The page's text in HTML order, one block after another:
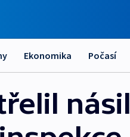
Ekonomika Počasí